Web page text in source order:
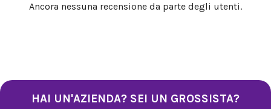
Ancora nessuna recensione da parte degli utenti.
HAI UN'AZIENDA? SEI UN GROSSISTA?